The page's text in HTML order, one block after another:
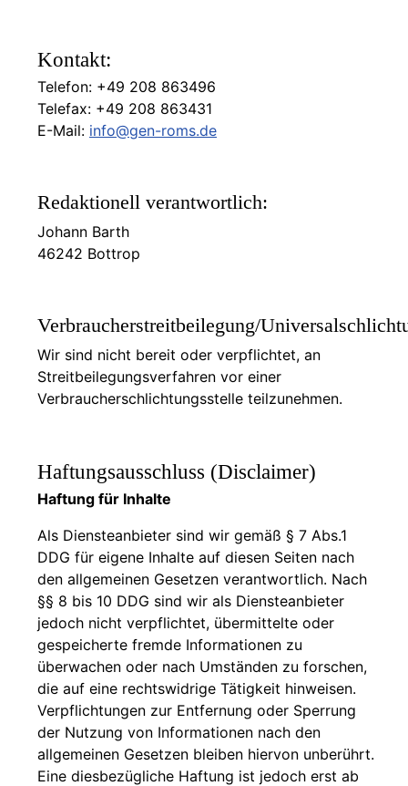
Kontakt:
Telefon: +49 208 863496
Telefax: +49 208 863431
E-Mail: info@gen-roms.de
Redaktionell verantwortlich:
Johann Barth
46242 Bottrop
Verbraucherstreitbeilegung/
Wir sind nicht bereit oder verpflichtet, an
Streitbeilegungsverfahren vor einer
Verbraucherschlichtungsstelle teilzunehmen.
Haftungsausschluss (Disclaimer)
Haftung für Inhalte
Als Diensteanbieter sind wir gemäß § 7 Abs.1
DDG für eigene Inhalte auf diesen Seiten nach
den allgemeinen Gesetzen verantwortlich. Nach
§§ 8 bis 10 DDG sind wir als Diensteanbieter
jedoch nicht verpflichtet, übermittelte oder
gespeicherte fremde Informationen zu
überwachen oder nach Umständen zu forschen,
die auf eine rechtswidrige Tätigkeit hinweisen.
Verpflichtungen zur Entfernung oder Sperrung
der Nutzung von Informationen nach den
allgemeinen Gesetzen bleiben hiervon unberührt.
Eine diesbezügliche Haftung ist jedoch erst ab